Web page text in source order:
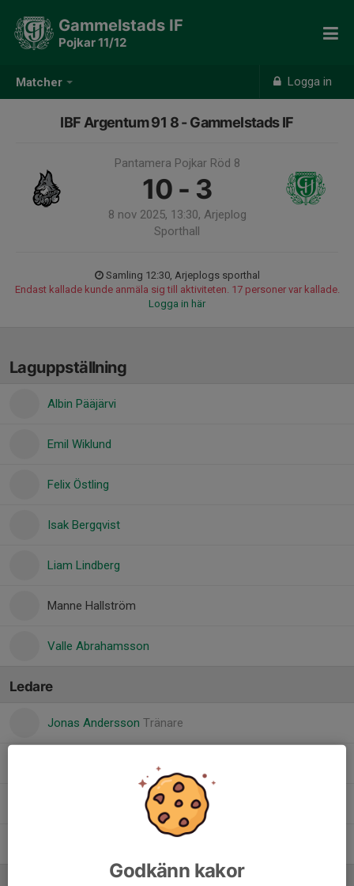
Matcher Logga in
Gammelstads IF
Pojkar 11/12
IBF Argentum 91 8 - Gammelstads IF
Pantamera Pojkar Röd 8
10 - 3
8 nov 2025, 13:30, Arjeplog
Sporthall
Samling 12:30, Arjeplogs sporthal
Endast kallade kunde anmäla sig till aktiviteten. 17 personer var kallade.
Logga in här
Laguppställning
Albin Pääjärvi
Emil Wiklund
Felix Östling
Isak Bergqvist
Liam Lindberg
Manne Hallström
Valle Abrahamsson
Ledare
Jonas Andersson Tränare
Tränare
Tränare
Godkänn kakor